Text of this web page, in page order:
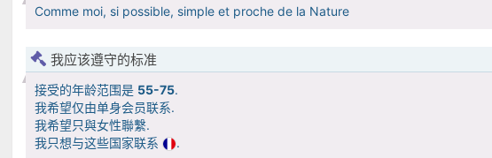
Comme moi, si possible, simple et proche de la Nature
我应该遵守的标准
接受的年龄范围是 55-75.
我希望仅由单身会员联系.
我希望只與女性聯繫.
我只想与这些国家联系
.